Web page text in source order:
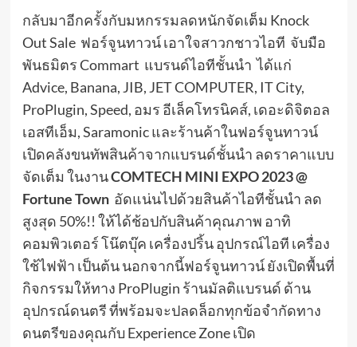
กลับมาอีกครั้งกับมหกรรมลดหนักจัดเต็ม Knock
Out Sale ฟอร์จูนทาวน์ เอาใจสาวกชาวไอที จับมือ
พันธมิตร Commart แบรนด์ไอทีชั้นนำ ได้แก่
Advice, Banana, JIB, JET COMPUTER, IT City,
ProPlugin, Speed, อมร อีเล็คโทรนิคส์, เดอะดิจิตอล
เอสทีเอ็ม, Saramonic และร้านค้าในฟอร์จูนทาวน์
เปิดคลังขนทัพสินค้าจากแบรนด์ชั้นนำ ลดราคาแบบ
จัดเต็ม ในงานCOMTECH MINI EXPO 2023 @
Fortune Town อัดแน่นไปด้วยสินค้าไอทีชั้นนำ ลด
สูงสุด 50%!! ให้ได้ช้อปกับสินค้าคุณภาพ อาทิ
คอมพิวเตอร์ โน๊ตบุ๊ค เครื่องปริ้น อุปกรณ์ไอที เครื่อง
ใช้ไฟฟ้า เป็นต้น นอกจากนี้ฟอร์จูนทาวน์ ยังเปิดพื้นที่
กิจกรรมให้ทาง ProPlugin ร้านมัลติแบรนด์ ด้าน
อุปกรณ์ดนตรี ที่พร้อมจะปลดล็อกทุกข้อจำกัดทาง
ดนตรีของคุณกับ Experience Zone เปิด